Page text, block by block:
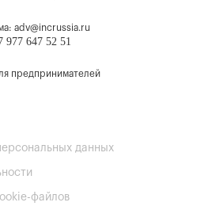
adv@incrussia.ru
977 647 52 51
предпринимателей
данных
файлов